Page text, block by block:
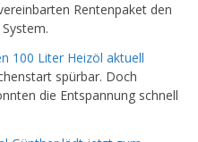
Rentenpaket den
100 Liter Heizöl aktuell
spürbar. Doch
die Entspannung schnell